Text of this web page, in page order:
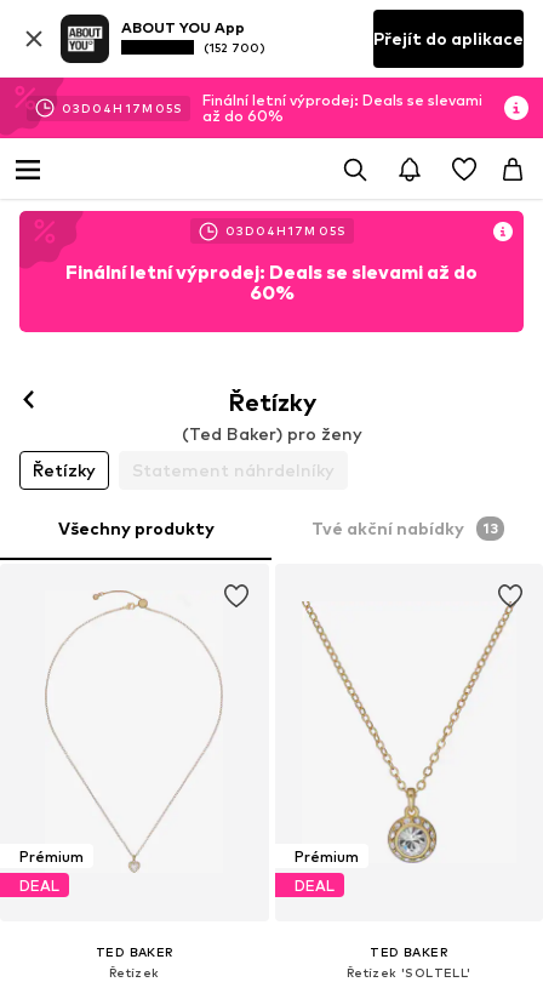
ABOUT YOU App
(152 700) Přejít do aplikace
03D 04H 17M 04S
Finální letní výprodej: Deals se slevami
až do 60%
03D 04H17M 04S
Finální letní výprodej: Deals se slevami až do
60%
Řetízky
(Ted Baker) pro ženy
Řetízky
Statement náhrdelníky
Všechny produkty Tvé akční nabídky 13
Prémium
DEAL
TED BAKER
Řetízek
Prémium
DEAL
TED BAKER
Řetízek 'SOLTELL'